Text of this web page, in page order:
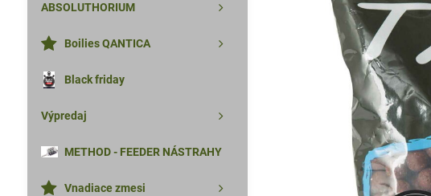
ABSOLUTHORIUM
Boilies QANTICA
Black friday
Výpredaj
METHOD - FEEDER NÁSTRAHY
Vnadiace zmesi